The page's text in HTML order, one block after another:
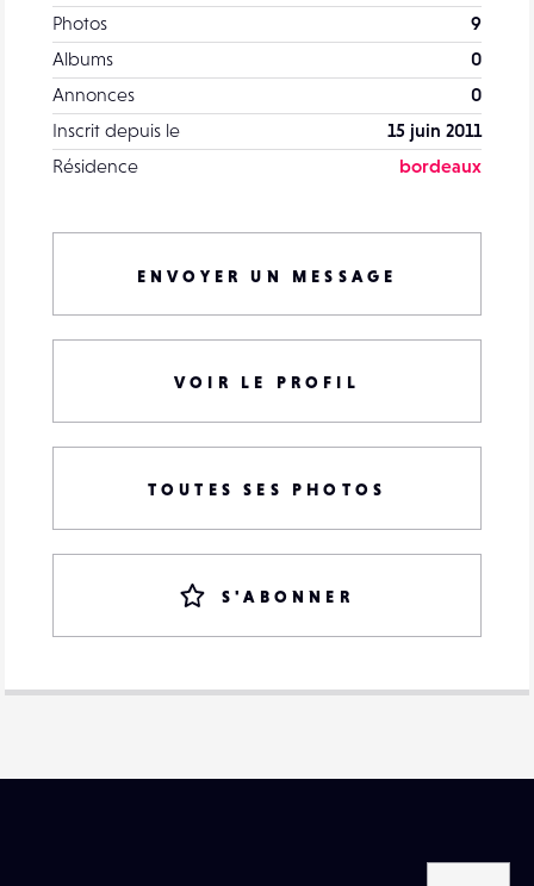
Photos
9
Albums
0
Annonces
0
Inscrit depuis le
15 juin 2011
Résidence
bordeaux
ENVOYER UN MESSAGE
VOIR LE PROFIL
TOUTES SES PHOTOS
S'ABONNER